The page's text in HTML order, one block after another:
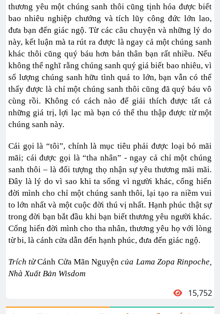
thương yêu một chúng sanh thôi cũng tịnh hóa được biết
bao nhiêu nghiệp chướng và tích lũy công đức lớn lao,
đưa bạn đến giác ngộ. Từ các câu chuyện và những lý do
này, kết luận mà ta rút ra được là ngay cả một chúng sanh
khác thôi cũng quý báu hơn bản thân bạn rất nhiều. Nếu
không thể nghĩ rằng chúng sanh quý giá biết bao nhiêu, vì
số lượng chúng sanh hữu tình quá to lớn, bạn vẫn có thể
thấy được là chỉ một chúng sanh thôi cũng đã quý báu vô
cùng rồi. Không có cách nào để giải thích được tất cả
những giá trị, lợi lạc mà bạn có thể thu thập được từ một
chúng sanh này.
Cái gọi là “tôi”, chính là mục tiêu phải được loại bỏ mãi
mãi; cái được gọi là “tha nhân” - ngay cả chỉ một chúng
sanh thôi – là đối tượng thọ nhận sự yêu thương mãi mãi.
Đây là lý do vì sao khi ta sống vì người khác, cống hiến
đời mình cho chỉ một chúng sanh thôi, lại tạo ra niềm vui
to lớn nhất và một cuộc đời thú vị nhất. Hạnh phúc thật sự
trong đời bạn bắt đầu khi bạn biết thương yêu người khác.
Cống hiến đời mình cho tha nhân, thương yêu họ với lòng
từ bi, là cánh cửa dẫn đến hạnh phúc, đưa đến giác ngộ.
Trích từCánh Cửa Mãn Nguyệncủa Lama Zopa Rinpoche,
Nhà Xuất Bản Wisdom
15,752